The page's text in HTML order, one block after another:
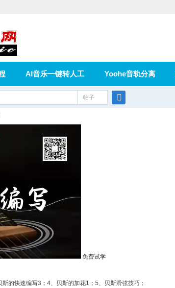
AI音乐一键转人工 Yoohe音轨分离
在线论坛
录
帖子
免费试学
的快速编写3；4、贝斯的加花1；5、贝斯滑弦技巧；